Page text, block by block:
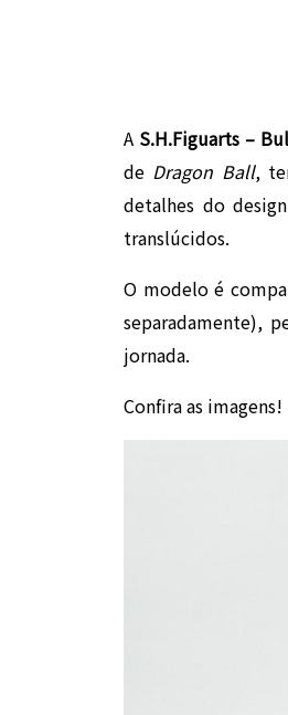
A S.H.Figuarts –
de Dragon Ball,
detalhes do
translúcidos.
O modelo é
separadamente),
jornada.
Confira as imagens!